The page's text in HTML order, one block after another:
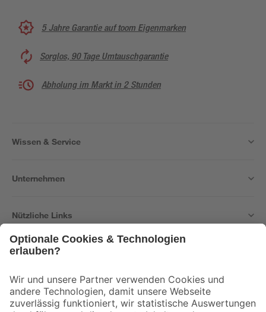
5 Jahre Garantie auf toom Eigenmarken
Sorglos, 90 Tage Umtauschgarantie
Abholung im Markt in 2 Stunden
Wissen & Service
Unternehmen
Nützliche Links
Der toom Newsletter: Keine Angebote und Aktionen mehr verpassen!
Zur Newsletter Anmeldung